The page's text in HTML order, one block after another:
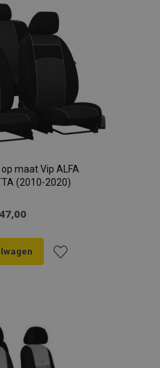
aan
verlanglijst
maat Vip ALFA
(2010-2020)
verlanglijst